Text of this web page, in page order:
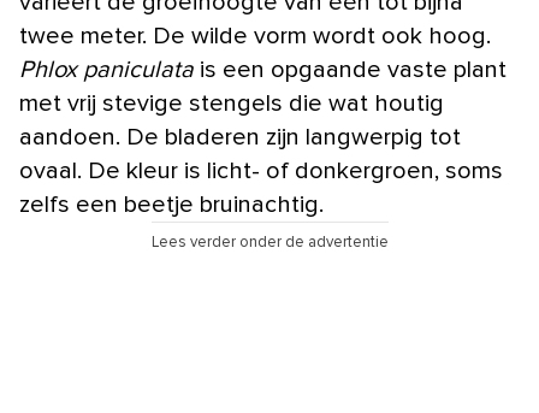
twee meter. De wilde vorm wordt ook hoog.
Phlox paniculata is een opgaande vaste plant
met vrij stevige stengels die wat houtig
aandoen. De bladeren zijn langwerpig tot
ovaal. De kleur is licht- of donkergroen, soms
zelfs een beetje bruinachtig.
Lees verder onder de advertentie